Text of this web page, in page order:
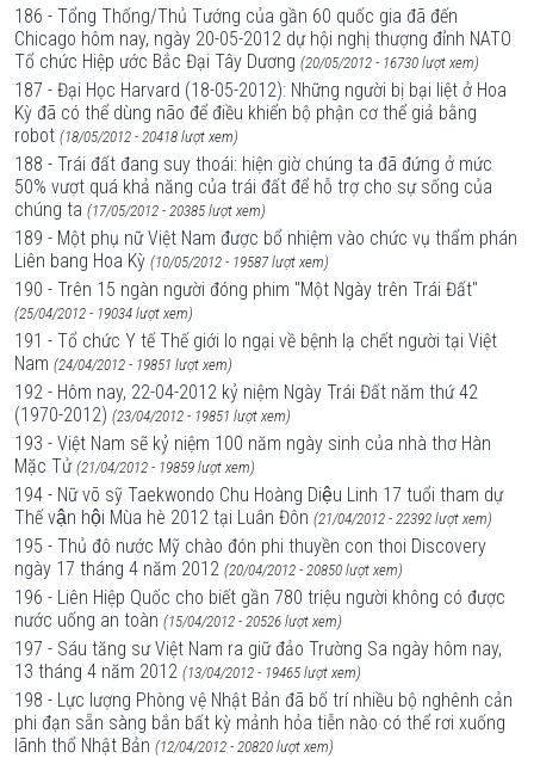
186 - Tổng Thống/Thủ Tướng của gần 60 quốc gia đã đến
Chicago hôm nay, ngày 20-05-2012 dự hội nghị thượng đỉnh NATO
Tổ chức Hiệp ước Bắc Đại Tây Dương (20/05/2012 - 16730 lượt xem)
187 - Đại Học Harvard (18-05-2012): Những người bị bại liệt ở Hoa
Kỳ đã có thể dùng não để điều khiển bộ phận cơ thể giả bằng
robot (18/05/2012 - 20418 lượt xem)
188 - Trái đất đang suy thoái: hiện giờ chúng ta đã đứng ở mức
50% vượt quá khả năng của trái đất để hỗ trợ cho sự sống của
chúng ta (17/05/2012 - 20385 lượt xem)
189 - Một phụ nữ Việt Nam được bổ nhiệm vào chức vụ thẩm phán
Liên bang Hoa Kỳ (10/05/2012 - 19587 lượt xem)
190 - Trên 15 ngàn người đóng phim "Một Ngày trên Trái Đất"
(25/04/2012 - 19034 lượt xem)
191 - Tổ chức Y tế Thế giới lo ngại về bệnh lạ chết người tại Việt
Nam (24/04/2012 - 19851 lượt xem)
192 - Hôm nay, 22-04-2012 kỷ niệm Ngày Trái Đất năm thứ 42
(1970-2012) (23/04/2012 - 19851 lượt xem)
193 - Việt Nam sẽ kỷ niệm 100 năm ngày sinh của nhà thơ Hàn
Mặc Tử (21/04/2012 - 19859 lượt xem)
194 - Nữ võ sỹ Taekwondo Chu Hoàng Diệu Linh 17 tuổi tham dự
Thế vận hội Mùa hè 2012 tại Luân Đôn (21/04/2012 - 22392 lượt xem)
195 - Thủ đô nước Mỹ chào đón phi thuyền con thoi Discovery
ngày 17 tháng 4 năm 2012 (20/04/2012 - 20850 lượt xem)
196 - Liên Hiệp Quốc cho biết gần 780 triệu người không có được
nước uống an toàn (15/04/2012 - 20526 lượt xem)
197 - Sáu tăng sư Việt Nam ra giữ đảo Trường Sa ngày hôm nay,
13 tháng 4 năm 2012 (13/04/2012 - 19465 lượt xem)
198 - Lực lượng Phòng vệ Nhật Bản đã bố trí nhiều bộ nghênh cản
phi đạn sẵn sàng bắn bất kỳ mảnh hỏa tiễn nào có thể rơi xuống
lãnh thổ Nhật Bản (12/04/2012 - 20820 lượt xem)